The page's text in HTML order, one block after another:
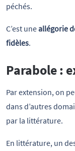
péchés.
C’est uneallégorie
fidèles.
Parabole :
Par extension, on
dans d’autres
par la littérature.
En littérature, un